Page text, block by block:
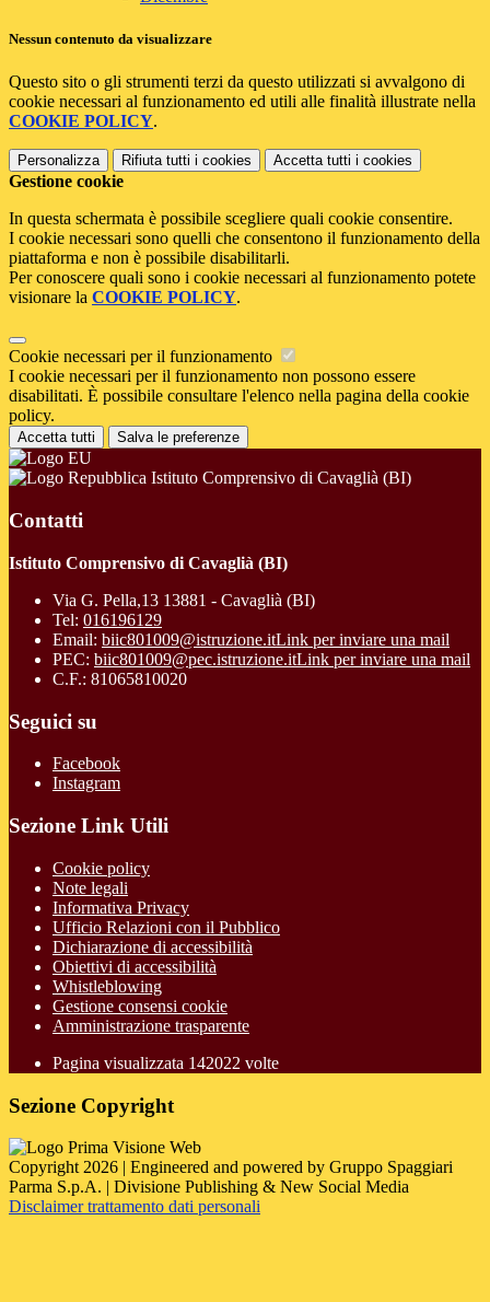
Nessun contenuto da visualizzare
Questo sito o gli strumenti terzi da questo utilizzati si avvalgono di
cookie necessari al funzionamento ed utili alle finalità illustrate nella
COOKIE POLICY.
Personalizza Rifiuta tutti i cookies Accetta tutti i cookies
Gestione cookie
In questa schermata è possibile scegliere quali cookie consentire.
I cookie necessari sono quelli che consentono il funzionamento della
piattaforma e non è possibile disabilitarli.
Per conoscere quali sono i cookie necessari al funzionamento potete
visionare la COOKIE POLICY.
Cookie necessari per il funzionamento
I cookie necessari per il funzionamento non possono essere
disabilitati. È possibile consultare l'elenco nella pagina della cookie
policy.
Accetta tutti Salva le preferenze
Istituto Comprensivo di Cavaglià (BI)
Contatti
Istituto Comprensivo di Cavaglià (BI)
Via G. Pella,13 13881 - Cavaglià (BI)
Tel: 016196129
Email: biic801009@istruzione.itLink per inviare una mail
PEC: biic801009@pec.istruzione.itLink per inviare una mail
C.F.: 81065810020
Seguici su
Facebook
Instagram
Sezione Link Utili
Cookie policy
Note legali
Informativa Privacy
Ufficio Relazioni con il Pubblico
Dichiarazione di accessibilità
Obiettivi di accessibilità
Whistleblowing
Gestione consensi cookie
Amministrazione trasparente
Pagina visualizzata 142022 volte
Sezione Copyright
Copyright 2026 | Engineered and powered by Gruppo Spaggiari
Parma S.p.A. | Divisione Publishing & New Social Media
Disclaimer trattamento dati personali